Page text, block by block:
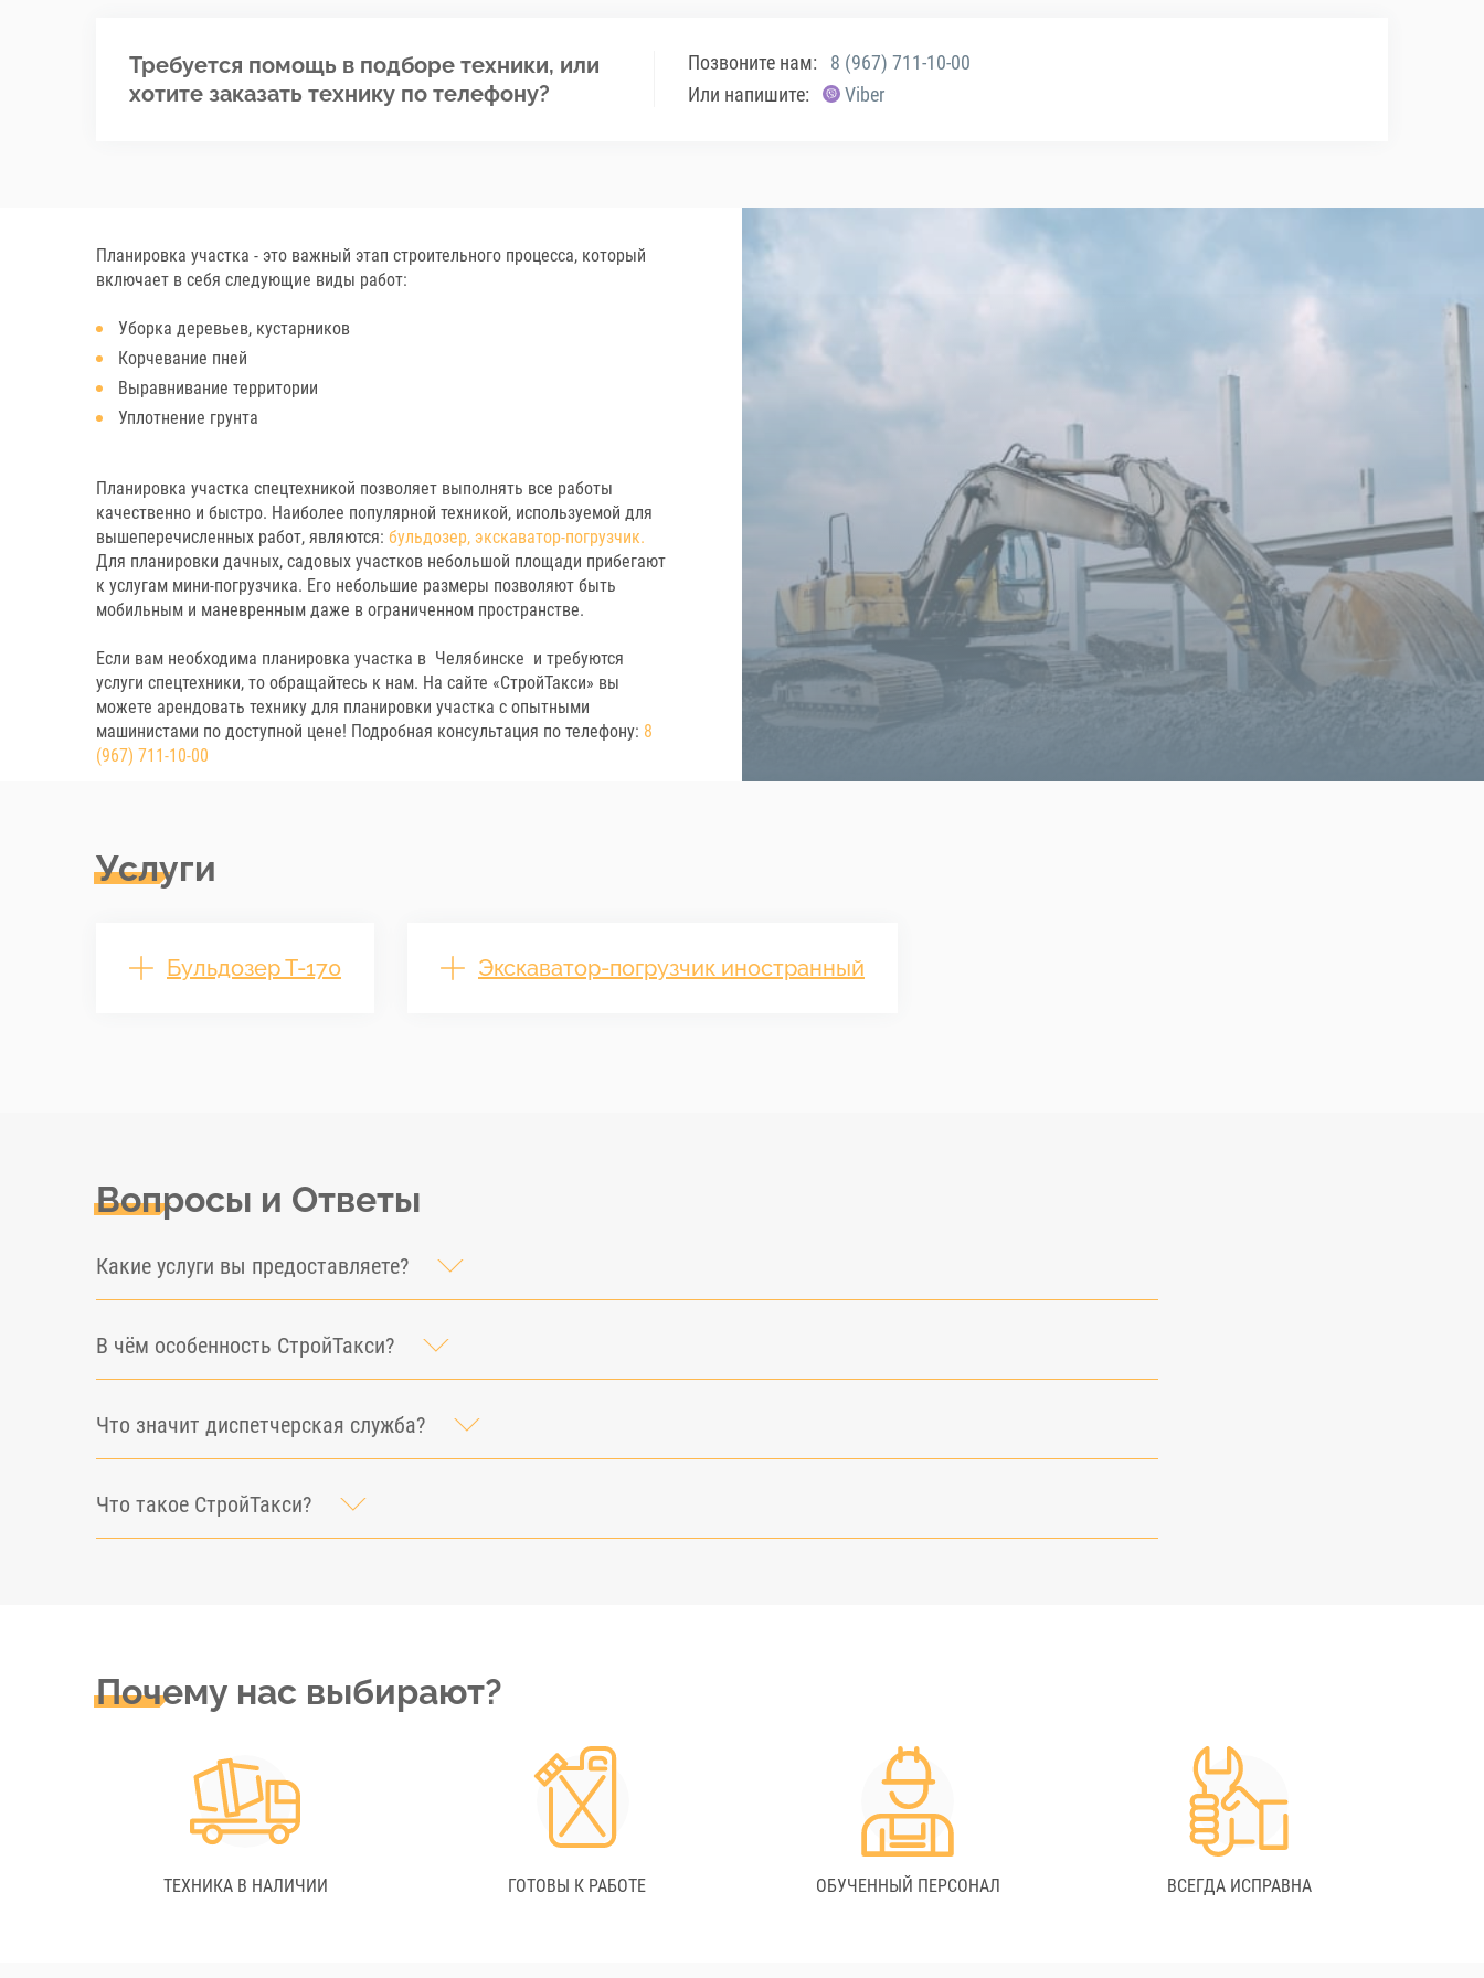
Требуется помощь в подборе техники, или
хотите заказать технику по телефону?
Позвоните нам:
8 (967) 711-10-00
Или напишите:
Viber
Планировка участка - это важный этап строительного процесса, который
включает в себя следующие виды работ:
Уборка деревьев, кустарников
Корчевание пней
Выравнивание территории
Уплотнение грунта
Планировка участка спецтехникой позволяет выполнять все работы
качественно и быстро. Наиболее популярной техникой, используемой для
вышеперечисленных работ, являются: бульдозер, экскаватор-погрузчик.
Для планировки дачных, садовых участков небольшой площади прибегают
к услугам мини-погрузчика. Его небольшие размеры позволяют быть
мобильным и маневренным даже в ограниченном пространстве.
Если вам необходима планировка участка в Челябинске и требуются
услуги спецтехники, то обращайтесь к нам. На сайте «СтройТакси» вы
можете арендовать технику для планировки участка с опытными
машинистами по доступной цене! Подробная консультация по телефону: 8
(967) 711-10-00
Услуги
Бульдозер Т-170 Экскаватор-погрузчик иностранный
Вопросы и Ответы
Какие услуги вы предоставляете?
В чём особенность СтройТакси?
Что значит диспетчерская служба?
Что такое СтройТакси?
Почему нас выбирают?
ТЕХНИКА В НАЛИЧИИ ГОТОВЫ К РАБОТЕ ОБУЧЕННЫЙ ПЕРСОНАЛ ВСЕГДА ИСПРАВНА